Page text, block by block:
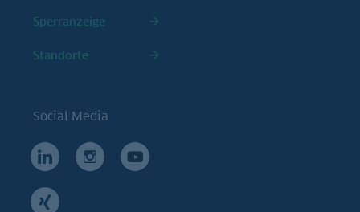
Sperranzeige
Standorte
Social Media